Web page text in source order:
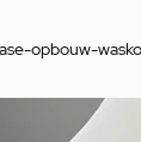
opbouw-